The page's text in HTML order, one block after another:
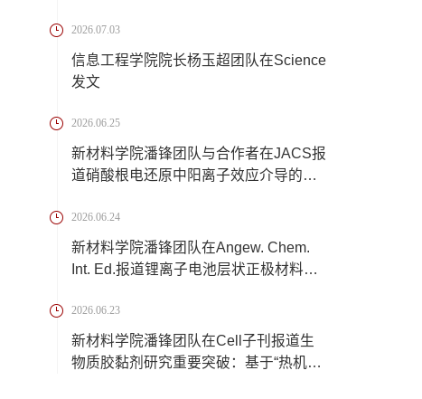
2026.07.03
信息工程学院院长杨玉超团队在Science
发文
2026.06.25
新材料学院潘锋团队与合作者在JACS报
道硝酸根电还原中阳离子效应介导的催
2026.06.24
新材料学院潘锋团队在Angew. Chem.
Int. Ed.报道锂离子电池层状正极材料脱
2026.06.23
新材料学院潘锋团队在Cell子刊报道生
物质胶黏剂研究重要突破：基于“热机械